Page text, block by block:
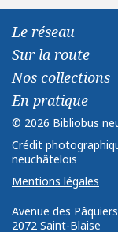
Le réseau
Sur la route
Nos collections
En pratique
© 2026 Bibliobus
Crédit
neuchâtelois
Mentions légales
Avenue des Pâquiers
2072 Saint-Blaise ­ ­ ­